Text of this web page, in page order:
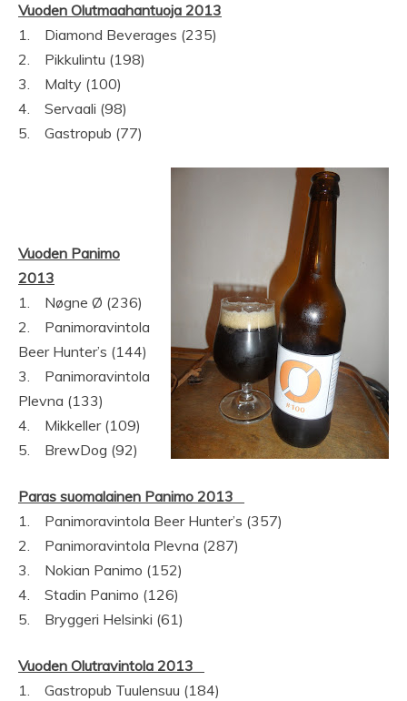
Vuoden Olutmaahantuoja 2013
1. Diamond Beverages (235)
2. Pikkulintu (198)
3. Malty (100)
4. Servaali (98)
5. Gastropub (77)
Vuoden Panimo
2013
1. Nøgne Ø (236)
2. Panimoravintola
Beer Hunter’s (144)
3. Panimoravintola
Plevna (133)
4. Mikkeller (109)
5. BrewDog (92)
Paras suomalainen Panimo 2013
1. Panimoravintola Beer Hunter’s (357)
2. Panimoravintola Plevna (287)
3. Nokian Panimo (152)
4. Stadin Panimo (126)
5. Bryggeri Helsinki (61)
Vuoden Olutravintola 2013
1. Gastropub Tuulensuu (184)